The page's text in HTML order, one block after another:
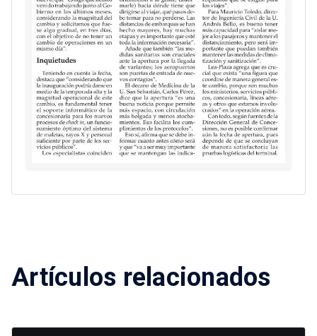
Artículos relacionados